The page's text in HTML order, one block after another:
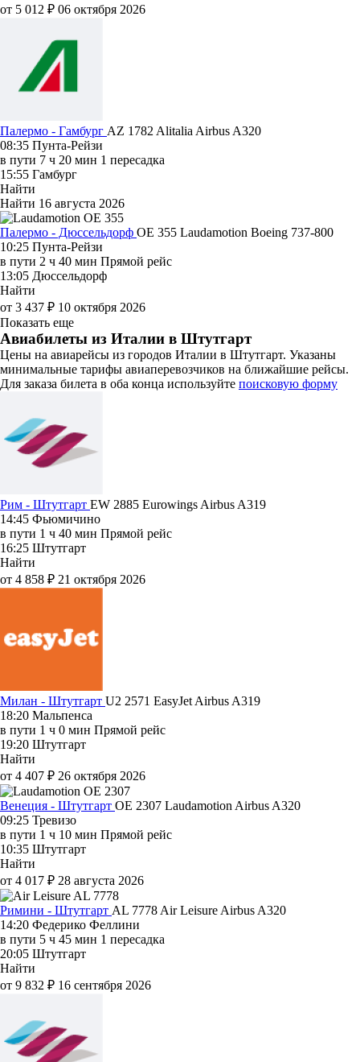
от 5 012 ₽ 06 октября 2026
Палермо - Гамбург AZ 1782 Alitalia Airbus A320
08:35 Пунта-Рейзи
в пути 7 ч 20 мин 1 пересадка
15:55 Гамбург
Найти
Найти 16 августа 2026
Палермо - Дюссельдорф OE 355 Laudamotion Boeing 737-800
10:25 Пунта-Рейзи
в пути 2 ч 40 мин Прямой рейс
13:05 Дюссельдорф
Найти
от 3 437 ₽ 10 октября 2026
Показать еще
Авиабилеты из Италии в Штутгарт
Цены на авиарейсы из городов Италии в Штутгарт. Указаны
минимальные тарифы авиаперевозчиков на ближайшие рейсы.
Для заказа билета в оба конца используйте поисковую форму
Рим - Штутгарт EW 2885 Eurowings Airbus A319
14:45 Фьюмичино
в пути 1 ч 40 мин Прямой рейс
16:25 Штутгарт
Найти
от 4 858 ₽ 21 октября 2026
Милан - Штутгарт U2 2571 EasyJet Airbus A319
18:20 Мальпенса
в пути 1 ч 0 мин Прямой рейс
19:20 Штутгарт
Найти
от 4 407 ₽ 26 октября 2026
Венеция - Штутгарт OE 2307 Laudamotion Airbus A320
09:25 Тревизо
в пути 1 ч 10 мин Прямой рейс
10:35 Штутгарт
Найти
от 4 017 ₽ 28 августа 2026
Римини - Штутгарт AL 7778 Air Leisure Airbus A320
14:20 Федерико Феллини
в пути 5 ч 45 мин 1 пересадка
20:05 Штутгарт
Найти
от 9 832 ₽ 16 сентября 2026